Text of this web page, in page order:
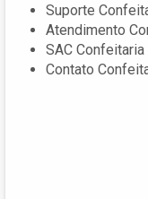
Suporte
Atendimento
SAC
Contato